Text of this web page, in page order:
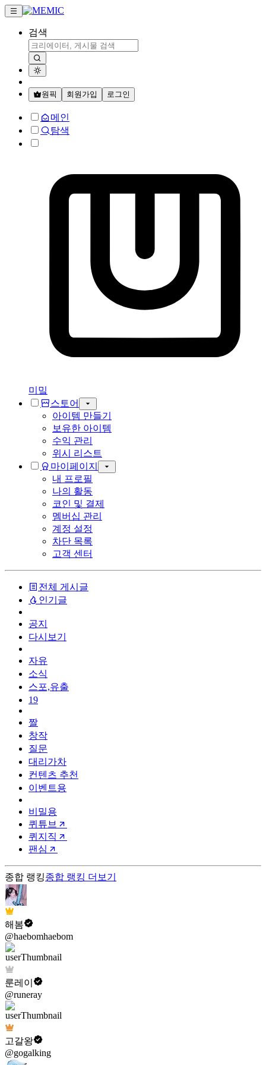
검색
원픽 회원가입 로그인
메인
탐색
미밐
스토어
아이템 만들기
보유한 아이템
수익 관리
위시 리스트
마이페이지
내 프로필
나의 활동
코인 및 결제
멤버십 관리
계정 설정
차단 목록
고객 센터
전체 게시글
인기글
공지
다시보기
자유
소식
스포,유출
19
짤
창작
질문
대리가차
컨텐츠 추천
이벤트용
비밀용
퀴튜브
퀴지직
팬심
종합 랭킹종합 랭킹 더보기
해봄
@haebomhaebom
룬레이
@runeray
고갈왕
@gogalking